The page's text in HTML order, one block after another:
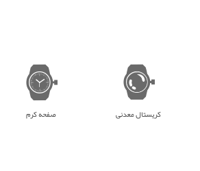
صفحه کرم کریستال معدنی